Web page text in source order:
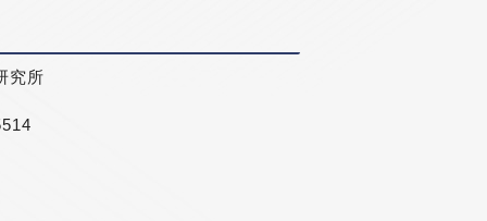
究所